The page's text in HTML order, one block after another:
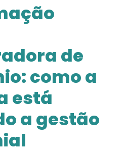
de
como a
está
a gestão